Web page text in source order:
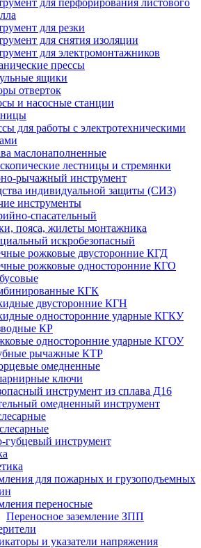
для перфорирования листового
для резки
для снятия изоляции
для электромонтажников
прессы
ящики
отверток
и насосные станции
для работы с электротехническими
маслонаполненные
лестницы и стремянки
рычажный инструмент
индивидуальной защиты (СИЗ)
инструменты
спасательный
пояса, жилеты монтажника
искробезопасный
рожковые двусторонние КГД
рожковые односторонние КГО
КГК
двусторонние КГН
односторонние ударные КГКУ
КР
односторонние ударные КГОУ
рычажные КТР
омедненные
ключи
инструмент из сплава Д16
омедненный инструмент
инструмент
для пожарных и грузоподъемных
переносные
Переносное заземление ЗПП
и указатели напряжения